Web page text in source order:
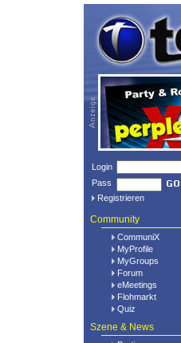
Login
Pass
Registrieren
Community
CommuniX
MyProfile
MyGroups
Forum
eMeetings
Flohmarkt
Quiz
Szene & News